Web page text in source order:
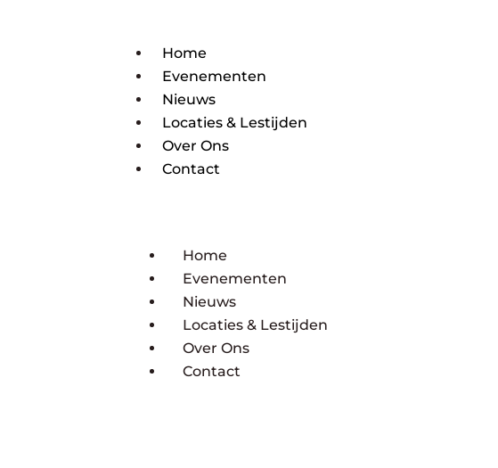
Home
Evenementen
Nieuws
Locaties & Lestijden
Over Ons
Contact
Home
Evenementen
Nieuws
Locaties & Lestijden
Over Ons
Contact